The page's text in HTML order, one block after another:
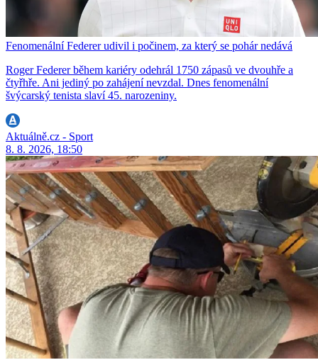
Fenomenální Federer udivil i počinem, za který se pohár nedává
Roger Federer během kariéry odehrál 1750 zápasů ve dvouhře a
čtyřhře. Ani jediný po zahájení nevzdal. Dnes fenomenální
švýcarský tenista slaví 45. narozeniny.
Aktuálně.cz - Sport
8. 8. 2026, 18:50